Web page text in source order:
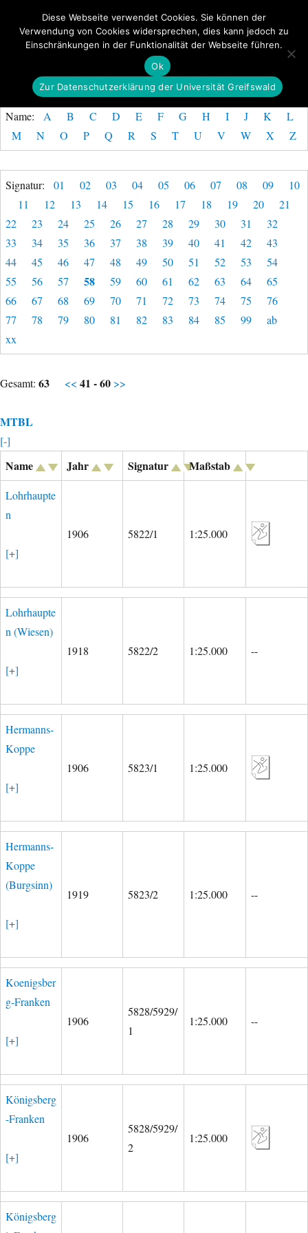
GeoGREIF MENÜ
Name: A B C D E F G H I J K
L
M
N O P Q R S T U V W X Z
Signatur: 01 02 03 04 05 06 07 08 09
10
11
12 13 14 15 16 17 18 19 20
21
22
23 24 25 26 27 28 29 30 31
32
33
34 35 36 37 38 39 40 41 42
43
44
45 46 47 48 49 50 51 52 53
54
55
56 57 58 59 60 61 62 63 64
65
66
67 68 69 70 71 72 73 74 75
76
77
78 79 80 81 82 83 84 85 99
ab
xx
Gesamt: 63 << 41 - 60 >>
MTBL
[-]
Name Jahr Signatur Maßstab
Lohrhaupte
n
[+]
1906 5822/1 1:25.000
Lohrhaupte
n (Wiesen)
[+]
1918 5822/2 1:25.000 --
Hermanns-
Koppe
[+]
1906 5823/1 1:25.000
Hermanns-
Koppe
(Burgsinn)
[+]
1919 5823/2 1:25.000 --
Koenigsber
g-Franken
[+]
1906
5828/5929/
1
1:25.000 --
Königsberg
-Franken
[+]
1906
5828/5929/
2
1:25.000
Königsberg
Diese Webseite verwendet Cookies. Sie können der
Verwendung von Cookies widersprechen, dies kann jedoch zu
Einschränkungen in der Funktionalität der Webseite führen.
Ok
Zur Datenschutzerklärung der Universität Greifswald